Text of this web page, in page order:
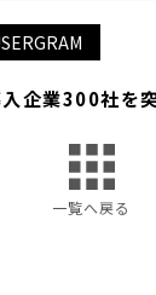
企業300社を
一覧へ戻る